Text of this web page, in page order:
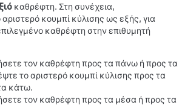
καθρέφτη. Στη συνέχεια,
κουμπί κύλισης ως εξής, για
καθρέφτη στην επιθυμητή
τον καθρέφτη προς τα πάνω ή προς τα
το αριστερό κουμπί κύλισης προς τα
κάτω.
τον καθρέφτη προς τα μέσα ή προς τα